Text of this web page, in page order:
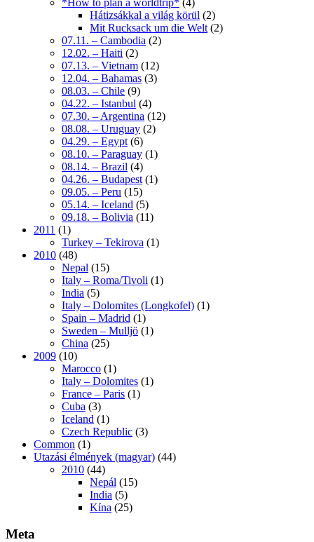
Hátizsákkal a világ körül (2)
Mit Rucksack um die Welt (2)
07.11. – Cambodia (2)
12.02. – Haiti (2)
07.13. – Vietnam (12)
12.04. – Bahamas (3)
08.03. – Chile (9)
04.22. – Istanbul (4)
07.30. – Argentina (12)
08.08. – Uruguay (2)
04.29. – Egypt (6)
08.10. – Paraguay (1)
08.14. – Brazil (4)
04.26. – Budapest (1)
09.05. – Peru (15)
05.14. – Iceland (5)
09.18. – Bolivia (11)
2011 (1)
Turkey – Tekirova (1)
2010 (48)
Nepal (15)
Italy – Roma/Tivoli (1)
India (5)
Italy – Dolomites (Longkofel) (1)
Spain – Madrid (1)
Sweden – Mulljö (1)
China (25)
2009 (10)
Marocco (1)
Italy – Dolomites (1)
France – Paris (1)
Cuba (3)
Iceland (1)
Czech Republic (3)
Common (1)
Utazási élmények (magyar) (44)
2010 (44)
Nepál (15)
India (5)
Kína (25)
Meta